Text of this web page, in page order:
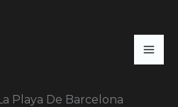
Playa De Barcelona